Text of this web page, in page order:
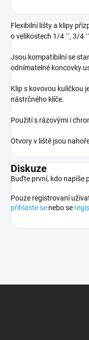
Flexibilní lišty a klipy
o velikostech 1/4 ´´, 3/4
Jsou kompatibilní se
odnímatelné koncovky
Klip s kovovou kuličkou
nástrčného klíče.
Použití s rázovými i
Otvory v liště jsou
Diskuze
Buďte první, kdo napíše
Pouze registrovaní
přihlaste se nebo se